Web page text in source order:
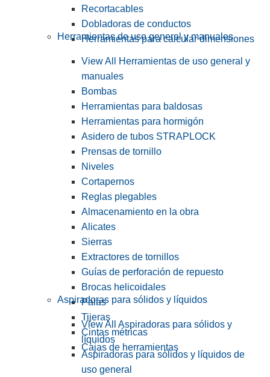
Recortacables
Dobladoras de conductos
Herramientas para calcular dimensiones
Herramientas de uso general y manuales
View All Herramientas de uso general y
manuales
Bombas
Herramientas para baldosas
Herramientas para hormigón
Asidero de tubos STRAPLOCK
Prensas de tornillo
Niveles
Cortapernos
Reglas plegables
Almacenamiento en la obra
Alicates
Sierras
Extractores de tornillos
Guías de perforación de repuesto
Brocas helicoidales
Palas
Tijeras
Cintas métricas
Cajas de herramientas
Aspiradoras para sólidos y líquidos
View All Aspiradoras para sólidos y
líquidos
Aspiradoras para sólidos y líquidos de
uso general